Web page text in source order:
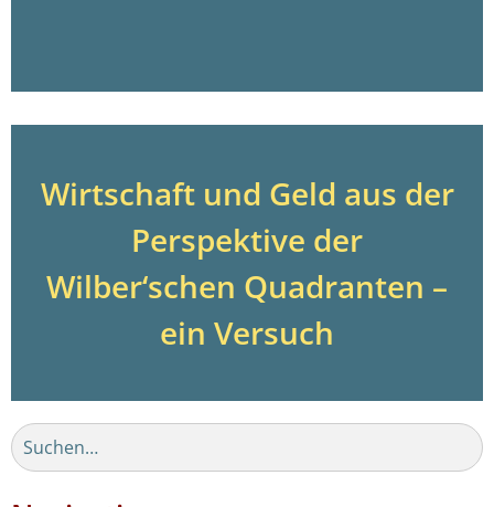
Wirtschaft und Geld aus der
Perspektive der
Wilber‘schen Quadranten –
ein Versuch